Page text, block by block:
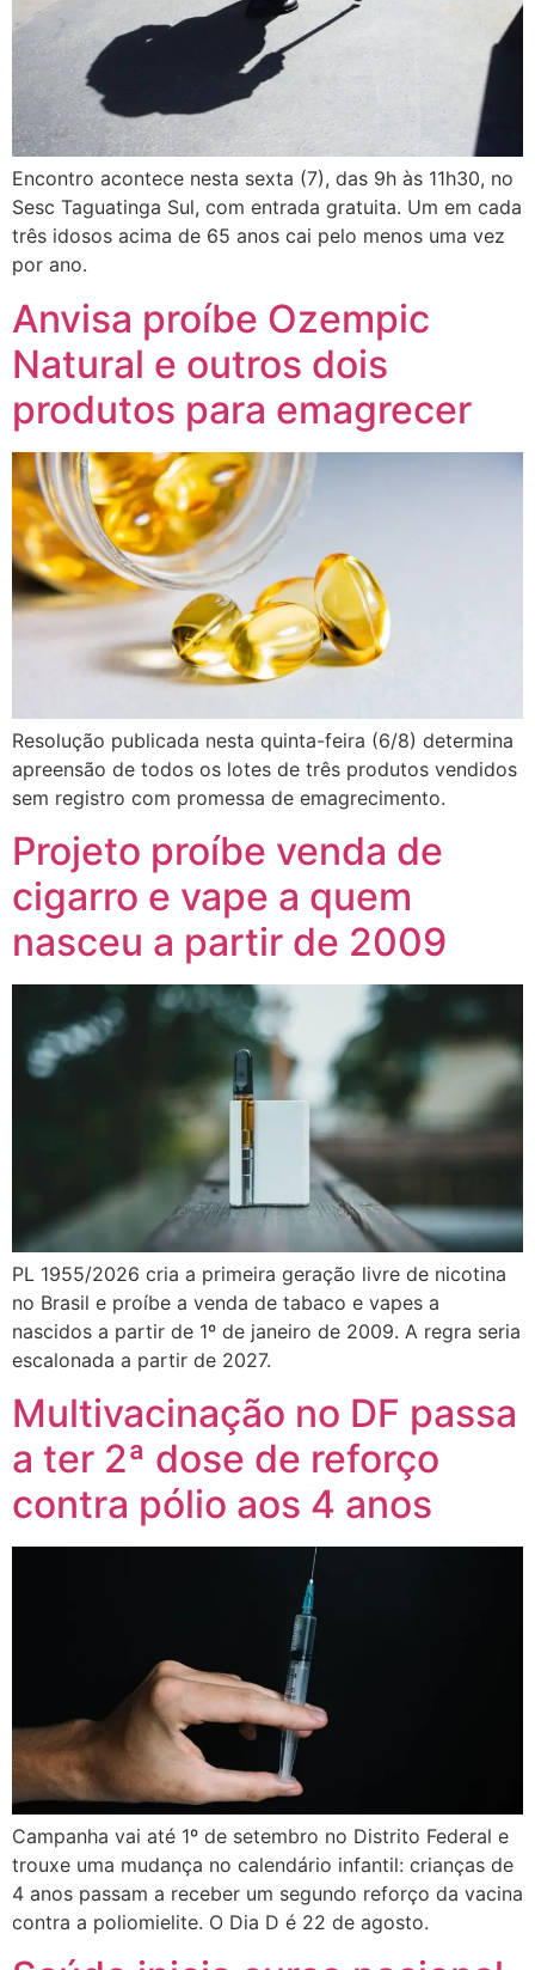
Encontro acontece nesta sexta (7), das 9h às 11h30, no
Sesc Taguatinga Sul, com entrada gratuita. Um em cada
três idosos acima de 65 anos cai pelo menos uma vez
por ano.
Anvisa proíbe Ozempic
Natural e outros dois
produtos para emagrecer
Resolução publicada nesta quinta-feira (6/8) determina
apreensão de todos os lotes de três produtos vendidos
sem registro com promessa de emagrecimento.
Projeto proíbe venda de
cigarro e vape a quem
nasceu a partir de 2009
PL 1955/2026 cria a primeira geração livre de nicotina
no Brasil e proíbe a venda de tabaco e vapes a
nascidos a partir de 1º de janeiro de 2009. A regra seria
escalonada a partir de 2027.
Multivacinação no DF passa
a ter 2ª dose de reforço
contra pólio aos 4 anos
Campanha vai até 1º de setembro no Distrito Federal e
trouxe uma mudança no calendário infantil: crianças de
4 anos passam a receber um segundo reforço da vacina
contra a poliomielite. O Dia D é 22 de agosto.